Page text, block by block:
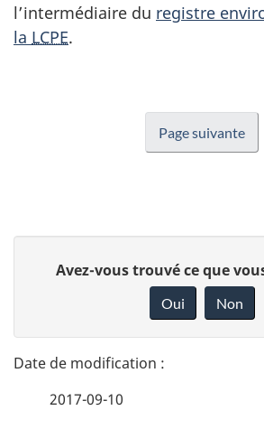
l’intermédiaire du registre
la LCPE.
Page suivante
t
a
n
Avez-vous trouvé ce que
Oui Non
2017-09-10